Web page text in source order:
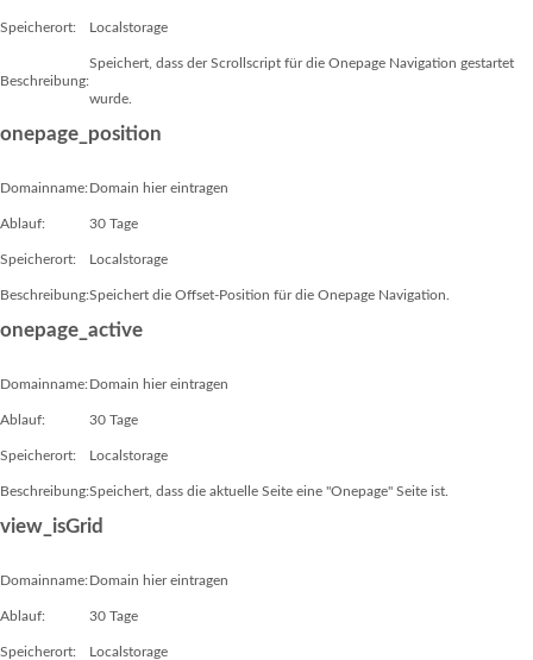
Speicherort: Localstorage
Beschreibung:
Speichert, dass der Scrollscript für die Onepage Navigation gestartet
wurde.
onepage_position
Domainname: Domain hier eintragen
Ablauf: 30 Tage
Speicherort: Localstorage
Beschreibung:Speichert die Offset-Position für die Onepage Navigation.
onepage_active
Domainname: Domain hier eintragen
Ablauf: 30 Tage
Speicherort: Localstorage
Beschreibung:Speichert, dass die aktuelle Seite eine "Onepage" Seite ist.
view_isGrid
Domainname: Domain hier eintragen
Ablauf: 30 Tage
Speicherort: Localstorage